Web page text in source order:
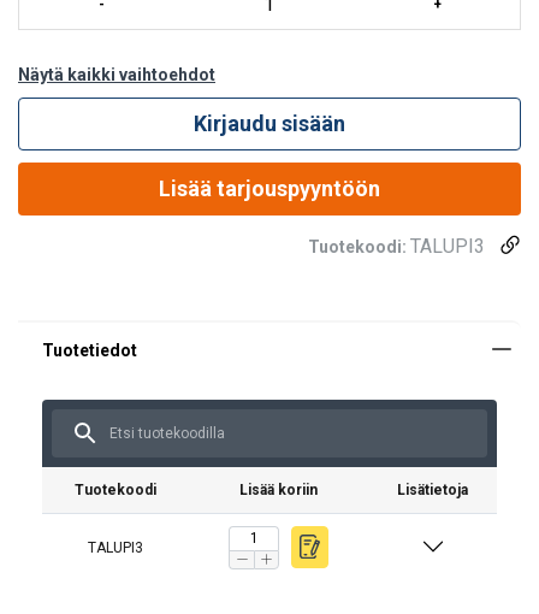
Näytä kaikki vaihtoehdot
Kirjaudu sisään
Lisää tarjouspyyntöön
Tuotekoodi: TALUPI3
Tuotekoodi Lisää koriin Lisätietoja
TALUPI3
Materiaali: